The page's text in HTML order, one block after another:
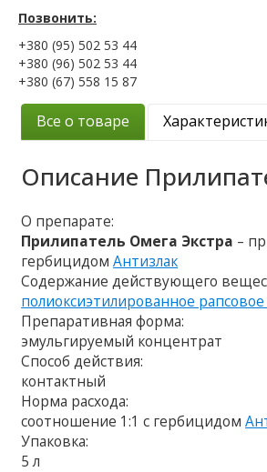
Позвонить:
+380 (95) 502 53 44
+380 (96) 502 53 44
+380 (67) 558 15 87
Все о товаре
Описание
О препарате:
Прилипатель Омега Экстра –
гербицидомАнтизлак
Содержание действующего
полиоксиэтилированное рапсовое
Препаративная форма:
эмульгируемый концентрат
Способ действия:
контактный
Норма расхода:
соотношение 1:1 с гербицидом
Упаковка:
5 л